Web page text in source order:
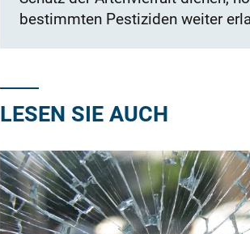
bestimmten Pestiziden weiter
LESEN SIE AUCH